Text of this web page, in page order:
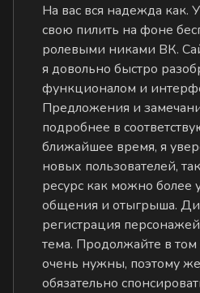
На вас вся надежда как.
свою пилить на фоне
ролевыми никами ВК.
я довольно быстро
функционалом и
Предложения и
подробнее в
ближайшее время, я
новых пользователей,
ресурс как можно более
общения и отыгрыша.
регистрация
тема. Продолжайте в
очень нужны, поэтому
обязательно